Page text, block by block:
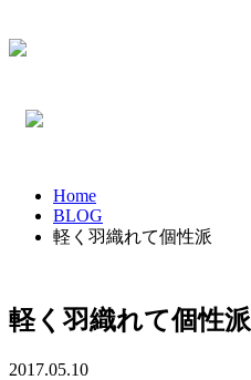
Home
BLOG
軽く羽織れて個性派
軽く羽織れて個性派
2017.05.10